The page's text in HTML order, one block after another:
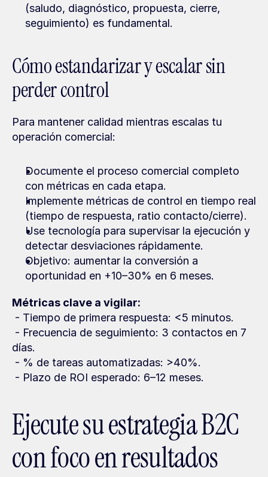
(saludo, diagnóstico, propuesta, cierre,
seguimiento) es fundamental.
Cómo estandarizar y escalar sin
perder control
Para mantener calidad mientras escalas tu
operación comercial:
Documente el proceso comercial completo
con métricas en cada etapa.
Implemente métricas de control en tiempo real
(tiempo de respuesta, ratio contacto/cierre).
Use tecnología para supervisar la ejecución y
detectar desviaciones rápidamente.
Objetivo: aumentar la conversión a
oportunidad en +10–30% en 6 meses.
Métricas clave a vigilar:
- Tiempo de primera respuesta: <5 minutos.
días.
- % de tareas automatizadas: >40%.
- Plazo de ROI esperado: 6–12 meses.
Ejecute su estrategia B2C
con foco en resultados